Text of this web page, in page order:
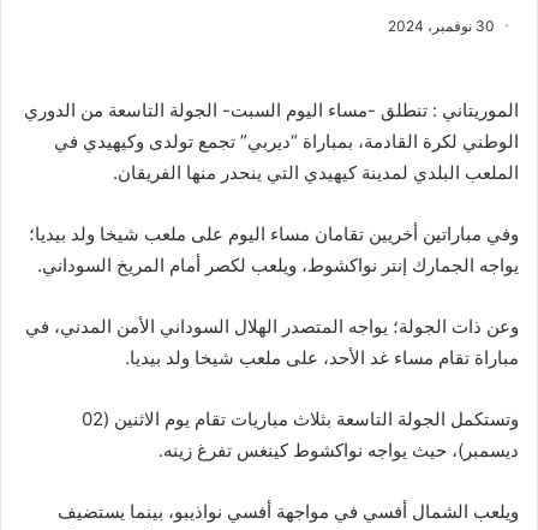
30 نوفمبر، 2024
الموريتاني : تنطلق -مساء اليوم السبت- الجولة التاسعة من الدوري
الوطني لكرة القادمة، بمباراة “ديربي” تجمع تولدى وكيهيدي في
الملعب البلدي لمدينة كيهيدي التي ينحدر منها الفريقان.
وفي مباراتين أخريين تقامان مساء اليوم على ملعب شيخا ولد بيديا؛
يواجه الجمارك إنتر نواكشوط، ويلعب لكصر أمام المريخ السوداني.
وعن ذات الجولة؛ يواجه المتصدر الهلال السوداني الأمن المدني، في
مباراة تقام مساء غد الأحد، على ملعب شيخا ولد بيديا.
وتستكمل الجولة التاسعة بثلاث مباريات تقام يوم الاثنين (02
ديسمبر)، حيث يواجه نواكشوط كينغس تفرغ زينه.
ويلعب الشمال أفسي في مواجهة أفسي نواذيبو، بينما يستضيف